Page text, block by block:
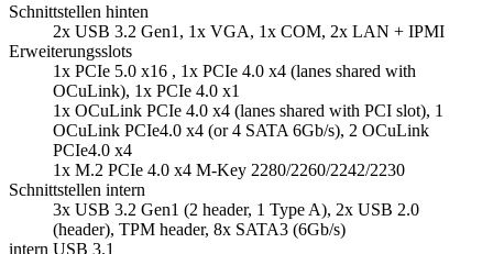
Schnittstellen hinten
2x USB 3.2 Gen1, 1x VGA, 1x COM, 2x LAN + IPMI
Erweiterungsslots
1x PCIe 5.0 x16 , 1x PCIe 4.0 x4 (lanes shared with
OCuLink), 1x PCIe 4.0 x1
1x OCuLink PCIe 4.0 x4 (lanes shared with PCI slot), 1
OCuLink PCIe4.0 x4 (or 4 SATA 6Gb/s), 2 OCuLink
PCIe4.0 x4
1x M.2 PCIe 4.0 x4 M-Key 2280/2260/2242/2230
Schnittstellen intern
3x USB 3.2 Gen1 (2 header, 1 Type A), 2x USB 2.0
(header), TPM header, 8x SATA3 (6Gb/s)
intern USB 3.1